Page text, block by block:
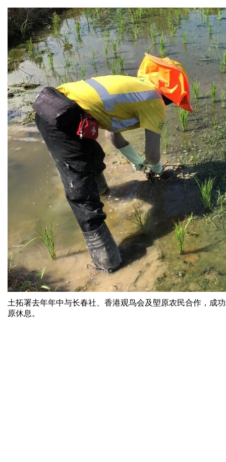
土拓署去年年中与长春社、香港观鸟会及塱原农民合作，成
原休息。